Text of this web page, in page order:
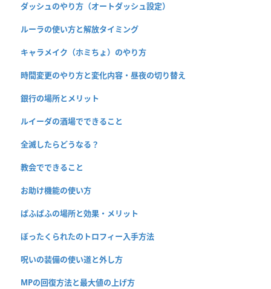
ダッシュのやり方（オートダッシュ設定）
ルーラの使い方と解放タイミング
キャラメイク（ホミちょ）のやり方
時間変更のやり方と変化内容・昼夜の切り替え
銀行の場所とメリット
ルイーダの酒場でできること
全滅したらどうなる？
教会でできること
お助け機能の使い方
ぱふぱふの場所と効果・メリット
ぼったくられたのトロフィー入手方法
呪いの装備の使い道と外し方
MPの回復方法と最大値の上げ方